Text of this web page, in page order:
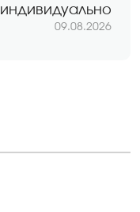
индивидуально
09.08.2026